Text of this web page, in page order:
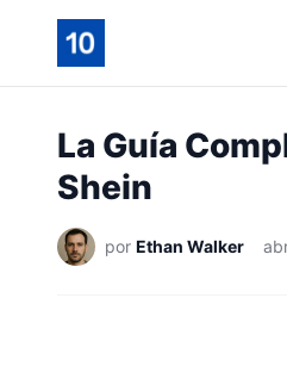
La Guía
Shein
por Ethan Walker